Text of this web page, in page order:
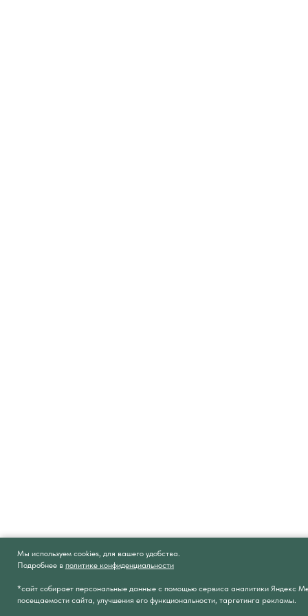
Мы используем cookies, для вашего удобства.
Подробнее в политике конфиденциальности
*сайт собирает персональные данные с помощью сервиса аналитики Яндекс
посещаемости сайта, улучшения его функциональности, таргетинга рекламы.
запись